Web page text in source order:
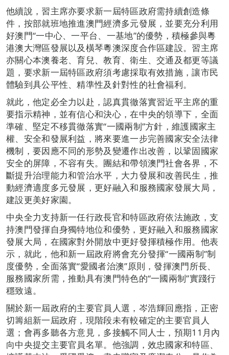
他續說，習主席亦要求新一屆特區政府需持續創造條
件，按部就班地推進澳門經濟多元發展，並要充分利用
好澳門“一中心、一平台、一基地”的優勢，積極參與粵
港澳大灣區發展以及橫琴粵澳深度合作區建設。習主席
亦關心本澳養老、育兒、教育、衛生、交通及都更等議
題，要求新一屆特區政府須考慮採取有效措施，讓市民
體驗到具公平性、精準性及針對性的社會福利。
就此，他定必全力以赴，認真貫徹落實習近平主席的重
要指示精神，並有信心和決心，在中央的領導下，全面
準確、堅定不移貫徹落實“一國兩制”方針，維護國家主
權、安全和發展利益，將來要進一步完善國家安全法律
機制，要因應不同的形勢及變遷作出改善，以鞏固國家
安全的屏障，不容有失。團結和帶領澳門社會各界，不
斷提升治理能力和管治水平，大力發展和改善民生，推
動經濟適度多元發展，更好融入和服務國家發展大局，
建設更美好家園。
中央全力支持新一任行政長官和特區政府依法施政，支
持澳門發揮自身獨特地位和優勢，更好融入和服務國家
發展大局，在國家對外開放中更好發揮積極作用。他表
示，就此，他和新一屆政府將會充分發揮“一國兩制”制
度優勢，全面落實“愛國者治澳”原則，發揮澳門所長、
服務國家所需，推動具有澳門特色的“一國兩制”實踐行
穩致遠。
關於新一屆政府的主要官員人選，岑浩輝回應指，正密
切籌組新一屆政府，現階段未有較確定的主要官員人
選；會再多聽各方意見，多接觸不同人士，預期11月內
向中央提交主要官員名單。他強調，效忠國家和特區、